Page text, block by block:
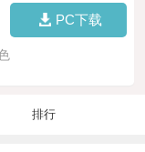
PC下载
排行